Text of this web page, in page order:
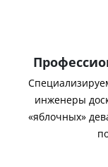
инженеры
«яблочных»